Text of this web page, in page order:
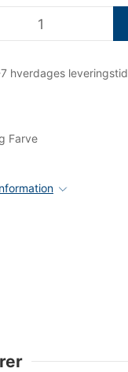
hverdages leveringstid
Farve